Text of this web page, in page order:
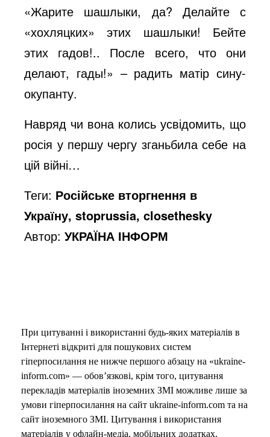
«Жарите шашлыки, да? Делайте с
«хохляцких» этих шашлыки! Бейте
этих гадов!.. После всего, что они
делают, гады!» – радить матір сину-
окупанту.
Навряд чи вона колись усвідомить, що
росія у першу чергу зганьбила себе на
цій війні…
Теги: Російське вторгнення в
Україну, stoprussia, closethesky
Автор:УКРАЇНА ІНФОРМ
При цитуванні і використанні будь-яких матеріалів в
Інтернеті відкриті для пошукових систем
гіперпосилання не нижче першого абзацу на «ukraine-
inform.com» — обов’язкові, крім того, цитування
перекладів матеріалів іноземних ЗМІ можливе лише за
умови гіперпосилання на сайт ukraine-inform.com та на
сайт іноземного ЗМІ. Цитування і використання
матеріалів у офлайн-медіа, мобільних додатках,